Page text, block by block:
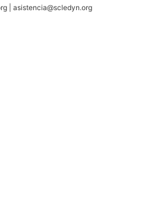
| asistencia@scledyn.org